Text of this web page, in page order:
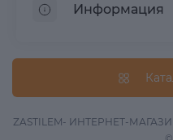
Информация
Информация о
Оферта
ZASTILEM- ИНТЕРНЕТ-